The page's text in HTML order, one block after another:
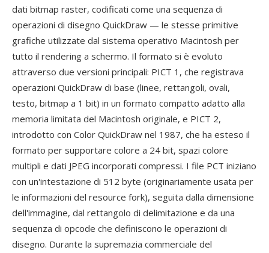
dati bitmap raster, codificati come una sequenza di
operazioni di disegno QuickDraw — le stesse primitive
grafiche utilizzate dal sistema operativo Macintosh per
tutto il rendering a schermo. Il formato si è evoluto
attraverso due versioni principali: PICT 1, che registrava
operazioni QuickDraw di base (linee, rettangoli, ovali,
testo, bitmap a 1 bit) in un formato compatto adatto alla
memoria limitata del Macintosh originale, e PICT 2,
introdotto con Color QuickDraw nel 1987, che ha esteso il
formato per supportare colore a 24 bit, spazi colore
multipli e dati JPEG incorporati compressi. I file PCT iniziano
con un'intestazione di 512 byte (originariamente usata per
le informazioni del resource fork), seguita dalla dimensione
dell'immagine, dal rettangolo di delimitazione e da una
sequenza di opcode che definiscono le operazioni di
disegno. Durante la supremazia commerciale del